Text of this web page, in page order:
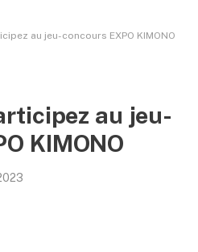
au jeu-concours EXPO KIMONO
au jeu-
KIMONO